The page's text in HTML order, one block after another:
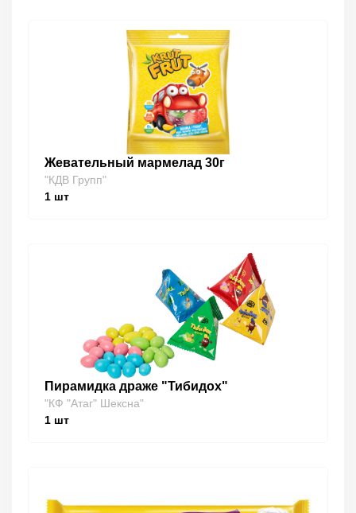
Жевательный мармелад 30г
"КДВ Групп"
1 шт
Пирамидка драже "Тибидох"
"КФ "Атаг" Шексна"
1 шт